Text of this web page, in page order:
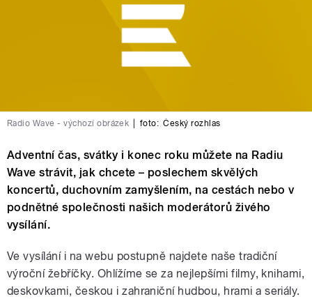
Radio Wave - výchozí obrázek foto: Český rozhlas
Adventní čas, svátky i konec roku můžete na Radiu
Wave strávit, jak chcete – poslechem skvělých
koncertů, duchovním zamyšlením, na cestách nebo v
podnětné společnosti našich moderátorů živého
vysílání.
Ve vysílání i na webu postupně najdete naše tradiční
výroční žebříčky. Ohlížíme se za nejlepšími filmy, knihami,
deskovkami, českou i zahraniční hudbou, hrami a seriály.